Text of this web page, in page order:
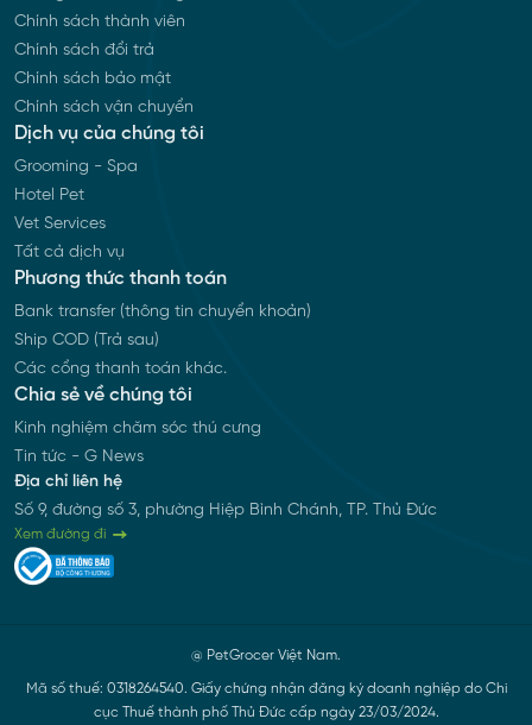
Chính sách thành viên
Chính sách đổi trả
Chính sách bảo mật
Chính sách vận chuyển
Dịch vụ của chúng tôi
Grooming - Spa
Hotel Pet
Vet Services
Tất cả dịch vụ
Phương thức thanh toán
Bank transfer (thông tin chuyển khoản)
Ship COD (Trả sau)
Các cổng thanh toán khác.
Chia sẻ về chúng tôi
Kinh nghiệm chăm sóc thú cưng
Tin tức - G News
Địa chỉ liên hệ
Số 9, đường số 3, phường Hiệp Bình Chánh, TP. Thủ Đức
Xem đường đi
@ PetGrocer Việt Nam.
Mã số thuế: 0318264540. Giấy chứng nhận đăng ký doanh nghiệp do Chi
cục Thuế thành phố Thủ Đức cấp ngày 23/03/2024.